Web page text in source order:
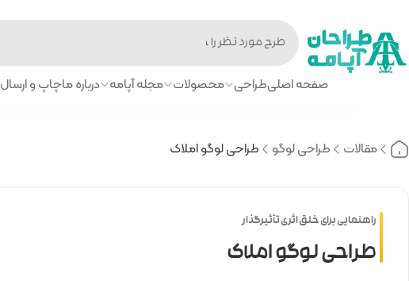
صفحه اصلیطراحی محصولات مجله آپامه درباره ماچاپ و ارسال
مقالات طراحی لوگو طراحی لوگو املاک
طراحی لوگو املاک
راهنمایی برای خلق اثری تأثیرگذار